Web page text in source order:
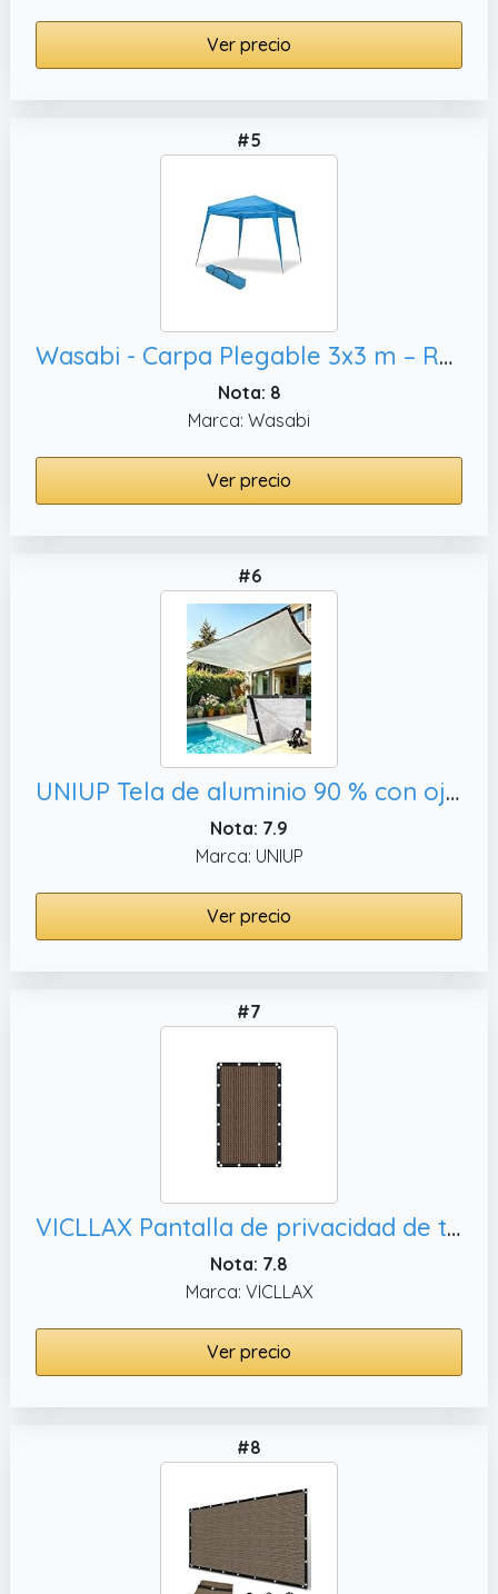
Ver precio
#5
Wasabi - Carpa Plegable 3x3 m – Resistente al Agua - Incluye Vientos y Piquetas de Fijación - Estructura de Acero - Cenador para Jardín – Pérgola Playa - Camping Fiestas (Azul)
Nota: 8
Marca: Wasabi
Ver precio
#6
UNIUP Tela de aluminio 90 % con ojales, viene con red elástica de aluminio (13 pies x 13 pies)
Nota: 7.9
Marca: UNIUP
Ver precio
#7
VICLLAX Pantalla de privacidad de tela con ojales para patio, color marrón
Nota: 7.8
Marca: VICLLAX
Ver precio
#8